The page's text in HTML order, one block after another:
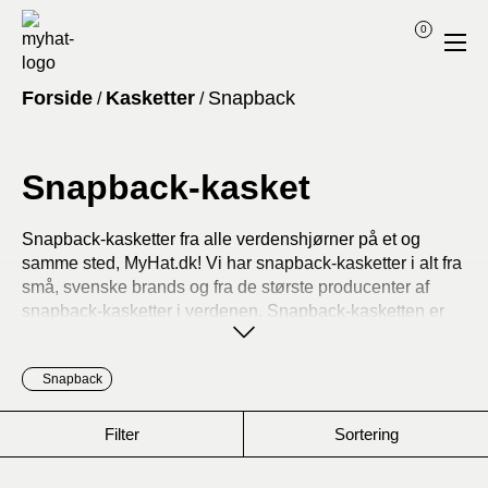
0
Forside / Kasketter / Snapback
Snapback-kasket
Snapback-kasketter fra alle verdenshjørner på et og
samme sted, MyHat.dk! Vi har snapback-kasketter i alt fra
små, svenske brands og fra de største producenter af
snapback-kasketter i verdenen. Snapback-kasketten er
en af de mest populære typer af kasketter på markedet
kasketten. Her hos os kan du helt sikkert finde den
perfekte snapback-kasket.
Snapback
Sortering
Filter